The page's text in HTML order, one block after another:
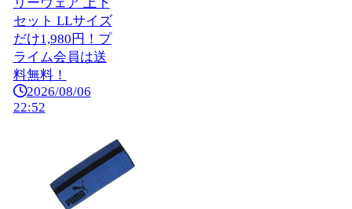
セット LLサイズ
だけ1,980円！プ
ライム会員は送
料無料！
2026/08/06
22:52